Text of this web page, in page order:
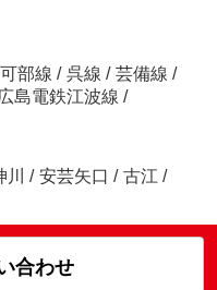
可部線 / 呉線 / 芸備線 /
広島電鉄江波線 /
/ 安芸矢口 / 古江 /
合わせ